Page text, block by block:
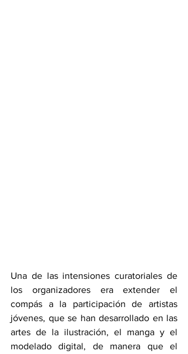
Una de las intensiones curatoriales de
los organizadores era extender el
compás a la participación de artistas
jóvenes, que se han desarrollado en las
artes de la ilustración, el manga y el
modelado digital, de manera que el